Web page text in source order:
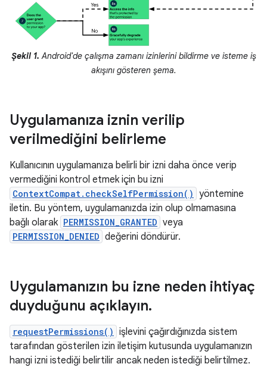
Şekil 1. Android'de çalışma zamanı izinlerini bildirme ve isteme iş
akışını gösteren şema.
Uygulamanıza iznin verilip
verilmediğini belirleme
Kullanıcının uygulamanıza belirli bir izni daha önce verip
vermediğini kontrol etmek için bu izni
ContextCompat.checkSelfPermission() yöntemine
iletin. Bu yöntem, uygulamanızda izin olup olmamasına
bağlı olarak PERMISSION_GRANTED veya
PERMISSION_DENIED değerini döndürür.
Uygulamanızın bu izne neden ihtiyaç
duyduğunu açıklayın.
requestPermissions() işlevini çağırdığınızda sistem
tarafından gösterilen izin iletişim kutusunda uygulamanızın
hangi izni istediği belirtilir ancak neden istediği belirtilmez.